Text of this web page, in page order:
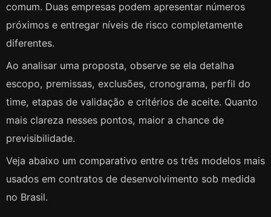
comum. Duas empresas podem apresentar números
próximos e entregar níveis de risco completamente
diferentes.
Ao analisar uma proposta, observe se ela detalha
escopo, premissas, exclusões, cronograma, perfil do
time, etapas de validação e critérios de aceite. Quanto
mais clareza nesses pontos, maior a chance de
previsibilidade.
Veja abaixo um comparativo entre os três modelos mais
usados em contratos de desenvolvimento sob medida
no Brasil.